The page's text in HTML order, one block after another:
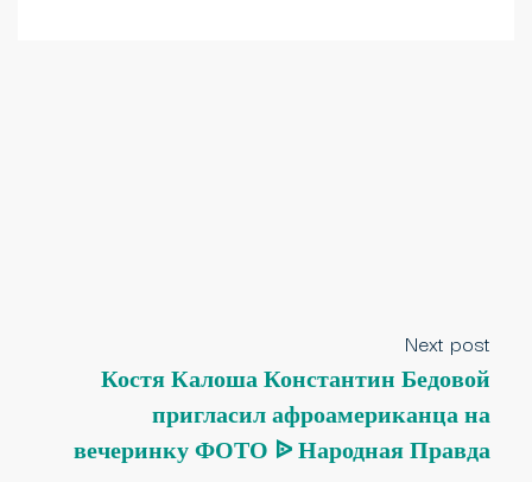
Next post
Костя Калоша Константин Бедовой
пригласил афроамериканца на
вечеринку ФОТО ᐉ Народная Правда